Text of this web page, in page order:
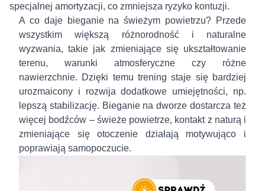
specjalnej amortyzacji, co zmniejsza ryzyko kontuzji.
A co daje bieganie na świeżym powietrzu? Przede
wszystkim większą różnorodność i naturalne
wyzwania, takie jak zmieniające się ukształtowanie
terenu, warunki atmosferyczne czy różne
nawierzchnie. Dzięki temu trening staje się bardziej
urozmaicony i rozwija dodatkowe umiejętności, np.
lepszą stabilizację. Bieganie na dworze dostarcza też
więcej bodźców – świeże powietrze, kontakt z naturą i
zmieniające się otoczenie działają motywująco i
poprawiają samopoczucie.